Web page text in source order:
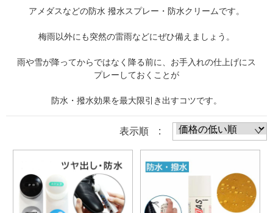
アメダスなどの防水 撥水スプレー・防水クリームです。
梅雨以外にも突然の雷雨などにぜひ備えましょう。
雨や雪が降ってからではなく降る前に、お手入れの仕上げにス
プレーしておくことが
防水・撥水効果を最大限引き出すコツです。
表示順 :